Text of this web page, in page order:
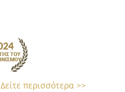
Δείτε περισσότερα >>